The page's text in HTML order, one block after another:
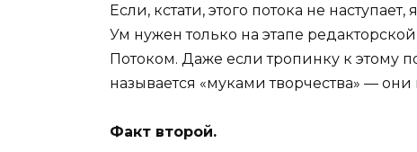
Если, кстати, этого потока не
Ум нужен только на этапе
Потоком. Даже если тропинку к этому
называется «муками творчества» —
Факт второй.